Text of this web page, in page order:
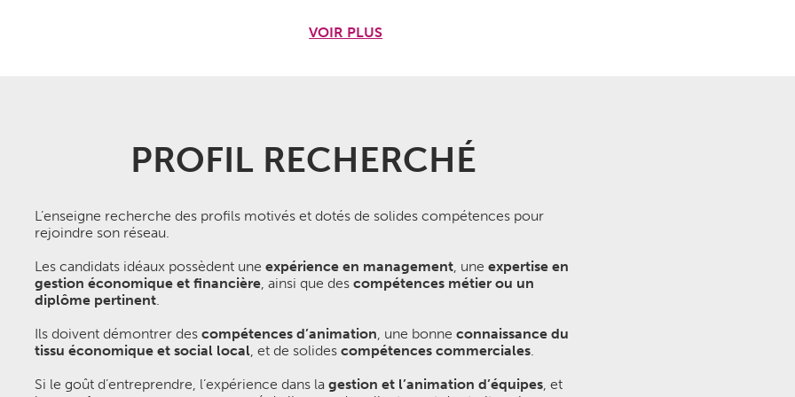
franchisé Dreams Donuts ?
: « Bénéficiez de l’expertise d’une équipe pour accélérer
l’exploitation de votre projet. »
initiale complète, alliant théorie et pratique sur site,
votre activité.
accompagne son réseau dans le maintien de la qualité et
pour garantir votre succès.
plans d’aménagement et s’adapte à tout type de surface
constante avec une équipe de Recherche &
VOIR PLUS
PROFIL RECHERCHÉ
L’enseigne recherche des profils motivés et dotés de solides compétences pour
rejoindre son réseau.
Les candidats idéaux possèdent une expérience en management, une expertise en
gestion économique et financière, ainsi que des compétences métier ou un
diplôme pertinent.
Ils doivent démontrer des compétences d’animation , une bonne connaissance du
tissu économique et social local, et de solides compétences commerciales.
Si le goût d’entreprendre, l’expérience dans la gestion et l’animation d’équipes, et